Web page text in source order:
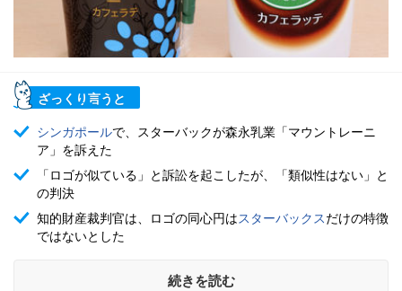
ざっくり言うと
シンガポールで、スターバックが森永乳業「マウントレーニ
ア」を訴えた
「ロゴが似ている」と訴訟を起こしたが、「類似性はない」と
の判決
知的財産裁判官は、ロゴの同心円はスターバックスだけの特徴
ではないとした
続きを読む